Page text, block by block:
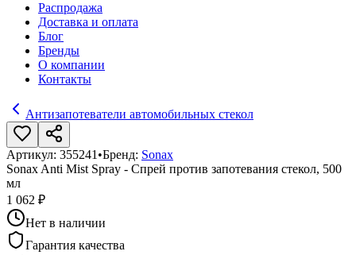
Распродажа
Доставка и оплата
Блог
Бренды
О компании
Контакты
Антизапотеватели автомобильных стекол
Артикул: 355241 •Бренд: Sonax
Sonax Anti Mist Spray - Спрей против запотевания стекол, 500
мл
1 062 ₽
Нет в наличии
Гарантия качества